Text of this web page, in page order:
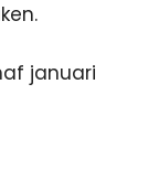
januari